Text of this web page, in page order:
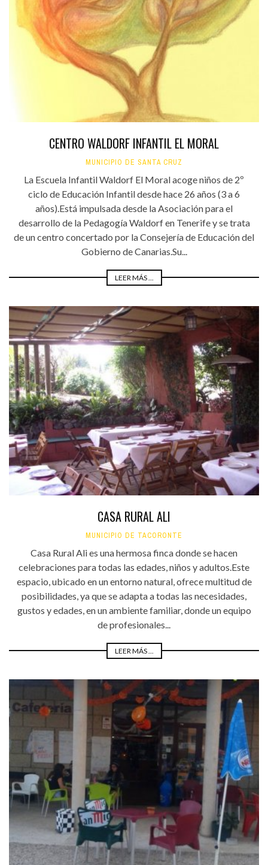
CENTRO WALDORF INFANTIL EL MORAL
MUNICIPIO DE SANTA CRUZ
La Escuela Infantil Waldorf El Moral acoge niños de 2º
ciclo de Educación Infantil desde hace 26 años (3 a 6
años).Está impulsada desde la Asociación para el
desarrollo de la Pedagogía Waldorf en Tenerife y se trata
de un centro concertado por la Consejería de Educación del
Gobierno de Canarias.Su...
LEER MÁS ...
CASA RURAL ALI
MUNICIPIO DE TACORONTE
Casa Rural Ali es una hermosa finca donde se hacen
celebraciones para todas las edades, niños y adultos.Este
espacio, ubicado en un entorno natural, ofrece multitud de
posibilidades, ya que se adapta a todas las necesidades,
gustos y edades, en un ambiente familiar, donde un equipo
de profesionales...
LEER MÁS ...